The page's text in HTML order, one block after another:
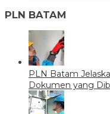
PLN BATAM
PLN Batam
Dokumen yang